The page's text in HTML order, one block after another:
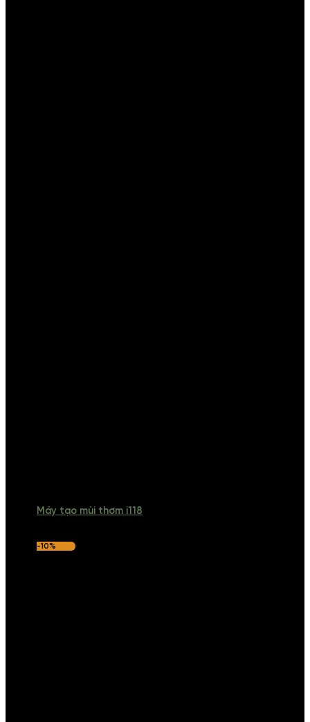
Máy tạo mùi thơm i118
-10%